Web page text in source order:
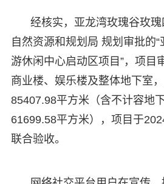
经核实，亚龙湾玫瑰谷玫
自然资源和规划局 规划审批的
游休闲中心启动区项目”，项目
商业楼、娱乐楼及整体地下室
85407.98平方米（含不计容地
61699.58平方米），项目于
联合验收。